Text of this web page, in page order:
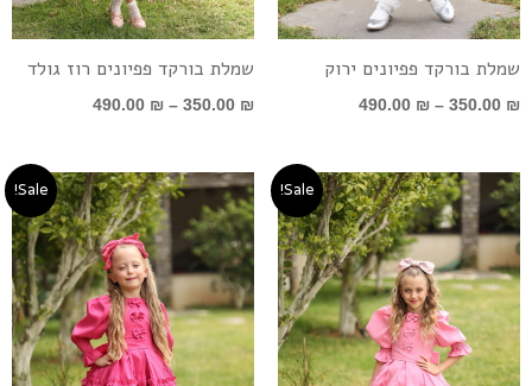
שמלת בורקד פפיונים ירוק
350.00 ₪
–
490.00 ₪
שמלת בורקד פפיונים רוז גולד
350.00 ₪
–
490.00 ₪
Sale!
טווח
מחירים:
עד
Sale!
טווח
מחירים:
עד